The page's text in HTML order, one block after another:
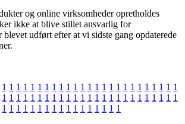
og online virksomheder opretholdes
ikke at blive stillet ansvarlig for
udført efter at vi sidste gang opdaterede
1 1 1 1 1 1 1 1 1 1 1 1 1 1 1 1 1 1 1 1 1 1 1 1 1
1 1 1 1 1 1 1 1 1 1 1 1 1 1 1 1 1 1 1 1 1 1 1 1 1
1 1 1 1 1 1 1 1 1 1 1 1 1 1 1 1 1